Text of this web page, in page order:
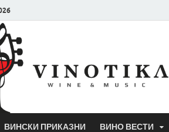
ВИНСКИ ПРИКАЗНИ ВИНО ВЕСТИ